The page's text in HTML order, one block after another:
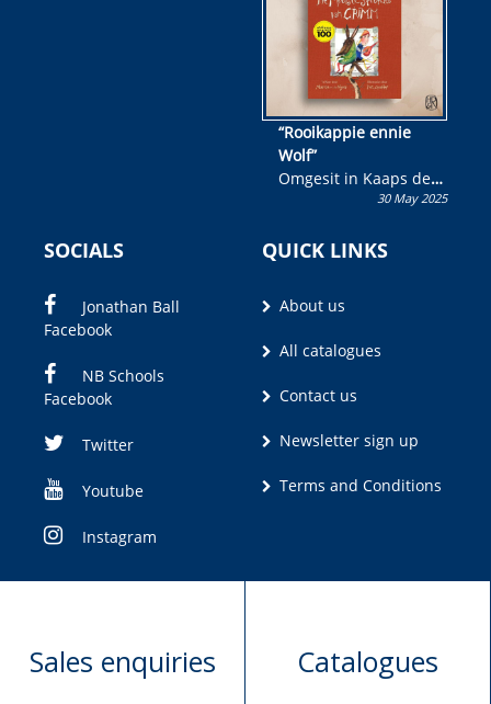
“Rooikappie ennie
Wolf”
Omgesit in Kaaps deur
Olivia M. Coetzee30 May 2025
SOCIALS
Jonathan Ball
Facebook
NB Schools
Facebook
Twitter
Youtube
Instagram
QUICK LINKS
About us
All catalogues
Contact us
Newsletter sign up
Terms and Conditions
Sales enquiries Catalogues